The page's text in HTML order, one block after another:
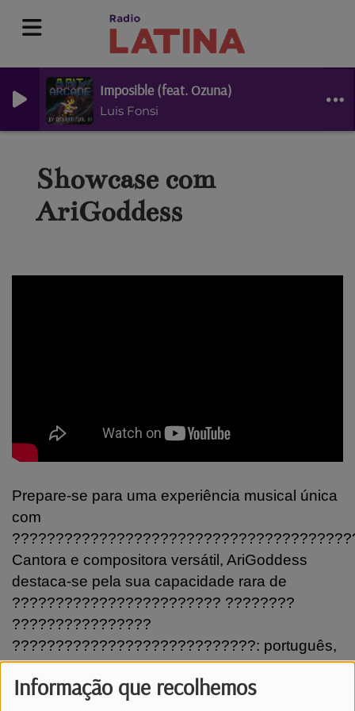
Informação que recolhemos
Imposible (feat. Ozuna)
Luis Fonsi
Showcase com
AriGoddess
Prepare-se para uma experiência musical única
com
Cantora e compositora versátil, AriGoddess
destaca-se pela sua capacidade rara de
???????????????????????? ????????
????????????????
????????????????????????????: português,
inglês, espanhol, francês, alemão,
luxemburguês e crioulo cabo-verdiano,